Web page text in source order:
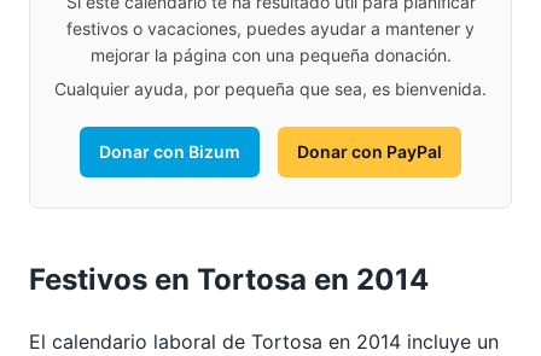
festivos o vacaciones, puedes ayudar a mantener y
mejorar la página con una pequeña donación.
Cualquier ayuda, por pequeña que sea, es bienvenida.
Donar con Bizum Donar con PayPal
Festivos en Tortosa en 2014
El calendario laboral de Tortosa en 2014 incluye un